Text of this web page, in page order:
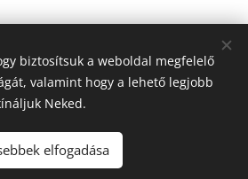
Polgárőrségek Szövetsége - Minden jog
biztosítsuk a weboldal megfelelő
valamint hogy a lehető legjobb
Neked.
elfogadása